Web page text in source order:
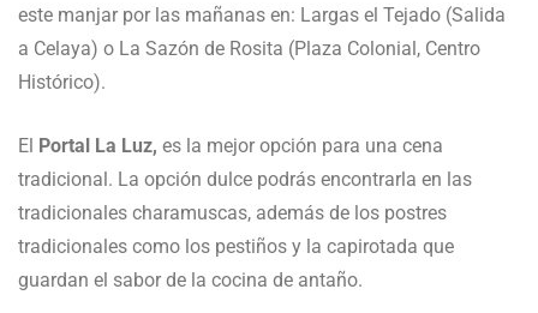
este manjar por las mañanas en: Largas el Tejado (Salida
a Celaya) o La Sazón de Rosita (Plaza Colonial, Centro
Histórico).
El Portal La Luz, es la mejor opción para una cena
tradicional. La opción dulce podrás encontrarla en las
tradicionales charamuscas, además de los postres
tradicionales como los pestiños y la capirotada que
guardan el sabor de la cocina de antaño.